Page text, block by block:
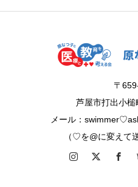
〒
芦屋市打出小
メール：
（♡を@に変えて